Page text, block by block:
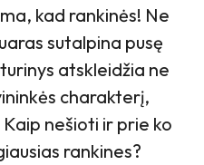
kad rankinės! Ne
sutalpina pusę
atskleidžia ne
charakterį,
nešioti ir prie ko
rankines?